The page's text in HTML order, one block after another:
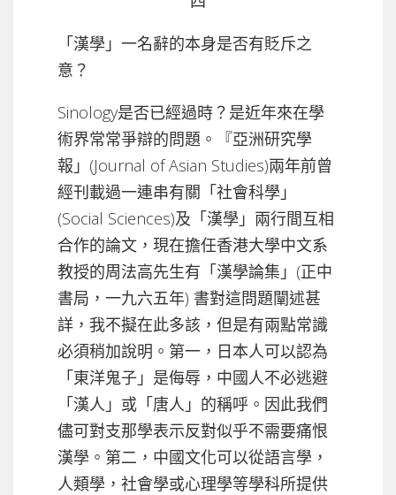
「漢學」一名辭的本身是否有貶斥之
意？
Sinology是否已經過時？是近年來在學
術界常常爭辯的問題。『亞洲研究學
報」(Journal of Asian Studies)兩年前曾
經刊載過一連串有關「社會科學」
(Social Sciences)及「漢學」兩行間互相
合作的論文，現在擔任香港大學中文系
教授的周法高先生有「漢學論集」(正中
書局，一九六五年) 書對這問題闡述甚
詳，我不擬在此多該，但是有兩點常識
必須稍加說明。第一，日本人可以認為
「東洋鬼子」是侮辱，中國人不必逃避
「漢人」或「唐人」的稱呼。因此我們
儘可對支那學表示反對似乎不需要痛恨
漢學。第二，中國文化可以從語言學，
人類學，社會學或心理學等學科所提供